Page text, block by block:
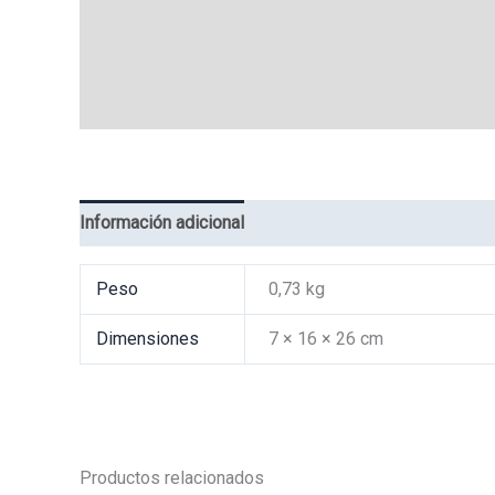
Información adicional
Peso 0,73 kg
Dimensiones 7 × 16 × 26 cm
Productos relacionados